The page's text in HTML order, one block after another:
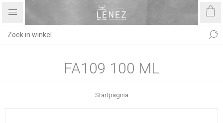
FA109 100 ML
Startpagina